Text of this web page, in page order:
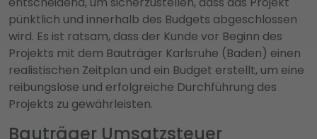
pünktlich und innerhalb des Budgets abgeschlossen
wird. Es ist ratsam, dass der Kunde vor Beginn des
Projekts mit dem Bauträger Karlsruhe (Baden) einen
realistischen Zeitplan und ein Budget erstellt, um eine
reibungslose und erfolgreiche Durchführung des
Projekts zu gewährleisten.
Bauträger Umsatzsteuer